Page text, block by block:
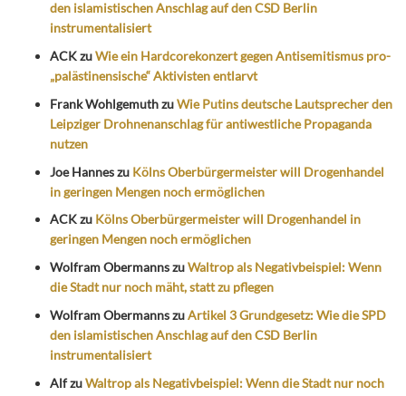
den islamistischen Anschlag auf den CSD Berlin
instrumentalisiert
ACKzuWie ein Hardcorekonzert gegen Antisemitismus pro-
„palästinensische“ Aktivisten entlarvt
Frank WohlgemuthzuWie Putins deutsche Lautsprecher den
Leipziger Drohnenanschlag für antiwestliche Propaganda
nutzen
Joe Hanneszu Kölns Oberbürgermeister will Drogenhandel
in geringen Mengen noch ermöglichen
ACKzu Kölns Oberbürgermeister will Drogenhandel in
geringen Mengen noch ermöglichen
Wolfram ObermannszuWaltrop als Negativbeispiel: Wenn
die Stadt nur noch mäht, statt zu pflegen
Wolfram ObermannszuArtikel 3 Grundgesetz: Wie die SPD
den islamistischen Anschlag auf den CSD Berlin
instrumentalisiert
AlfzuWaltrop als Negativbeispiel: Wenn die Stadt nur noch